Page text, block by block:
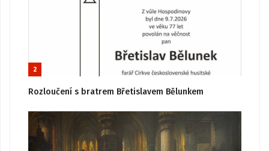
2
Rozloučení s bratrem Břetislavem Bělunkem